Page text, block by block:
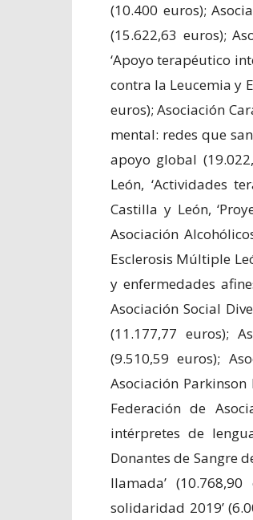
(10.400 euros);
(15.622,63 euros);
‘Apoyo terapéutico
contra la Leucemia y
euros); Asociación
mental: redes que
apoyo global
León, ‘Actividades
Castilla y León,
Asociación
Esclerosis Múltiple
y enfermedades
Asociación Social
(11.177,77 euros);
(9.510,59 euros);
Asociación
Federación de
intérpretes de
Donantes de Sangre
llamada’
solidaridad 2019’